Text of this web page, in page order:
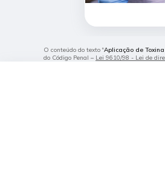
O conteúdo do texto "Aplicação de
do Código Penal – Lei 9610/98 - Lei de